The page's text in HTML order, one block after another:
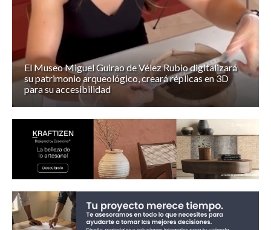
El Museo Miguel Guirao de Vélez Rubio digitalizará
su patrimonio arqueológico, creará réplicas en 3D
para su accesibilidad